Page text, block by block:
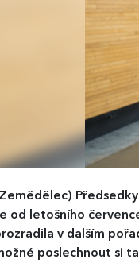
od letošního
v dalším
poslechnout si